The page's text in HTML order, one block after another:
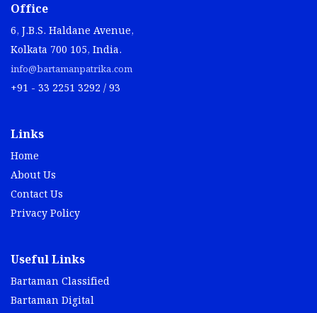
Office
6, J.B.S. Haldane Avenue,
Kolkata 700 105, India.
info@bartamanpatrika.com
+91 - 33 2251 3292 / 93
Links
Home
About Us
Contact Us
Privacy Policy
Useful Links
Bartaman Classified
Bartaman Digital